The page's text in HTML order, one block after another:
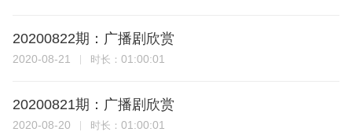
20200822期：广播剧欣赏
2020-08-21 时长： 01:00:01
20200821期：广播剧欣赏
2020-08-20 时长： 01:00:01